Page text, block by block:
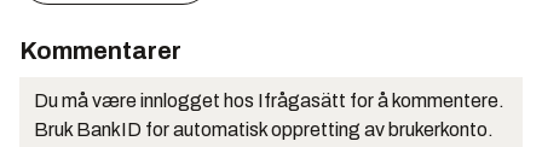
Kommentarer
Du må være innlogget hos Ifrågasätt for å kommentere.
Bruk BankID for automatisk oppretting av brukerkonto.